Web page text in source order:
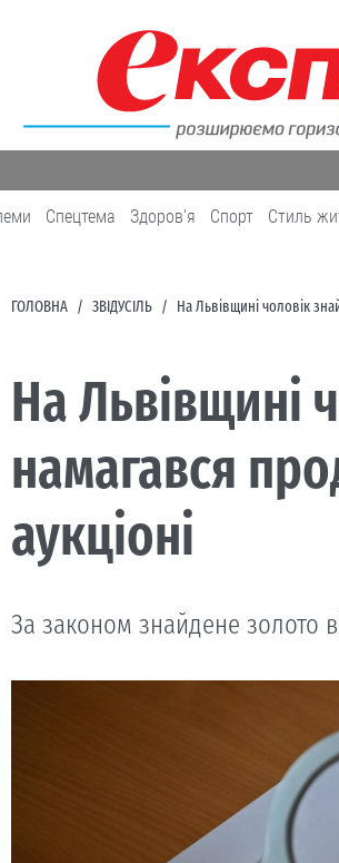
Спецтема Здоров'я Cпорт Cтиль
ГОЛОВНА ЗВІДУСІЛЬ На Львівщині чоловік
На Львівщині
намагався
аукціоні
За законом знайдене золото